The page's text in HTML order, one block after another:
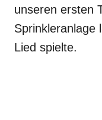
unseren ersten
Sprinkleranlage
Lied spielte.